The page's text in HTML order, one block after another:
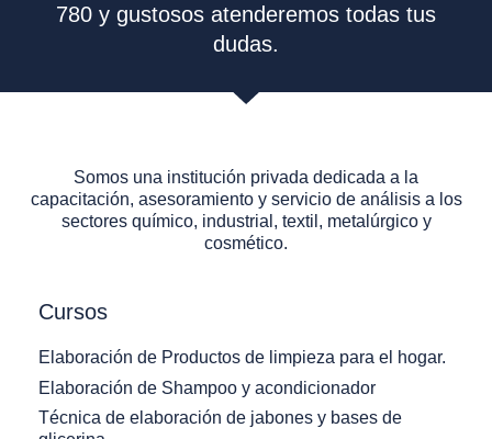
780 y gustosos atenderemos todas tus
dudas.
Somos una institución privada dedicada a la
capacitación, asesoramiento y servicio de análisis a los
sectores químico, industrial, textil, metalúrgico y
cosmético.
Cursos
Elaboración de Productos de limpieza para el hogar.
Elaboración de Shampoo y acondicionador
Técnica de elaboración de jabones y bases de